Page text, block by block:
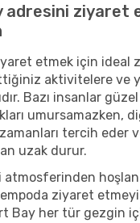
adresini ziyaret
etmek için ideal
aktivitelere ve
Bazı insanlar
umursamazken,
tercih eder
uzak durur.
atmosferinden
ziyaret
Bay her tür gezgin